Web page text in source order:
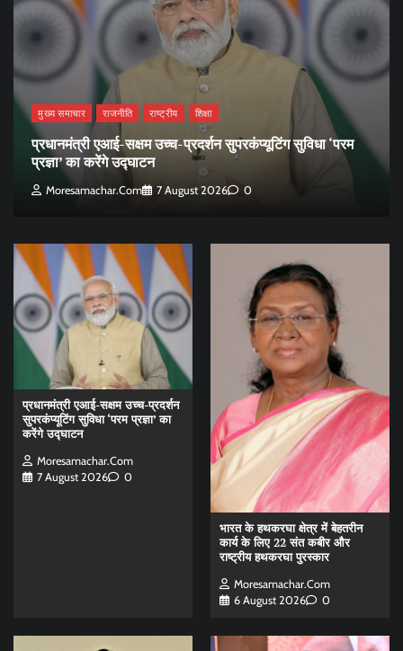
मुख्य समाचार राजनीति राष्ट्रीय शिक्षा
प्रधानमंत्री एआई-सक्षम उच्च-प्रदर्शन सुपरकंप्यूटिंग सुविधा ‘परम
प्रज्ञा’ का करेंगे उद्घाटन
Moresamachar.com 7 August 2026 0
प्रधानमंत्री एआई-सक्षम उच्च-प्रदर्शन
सुपरकंप्यूटिंग सुविधा ‘परम प्रज्ञा’ का
करेंगे उद्घाटन
Moresamachar.com
7 August 2026
0
भारत के हथकरघा क्षेत्र में बेहतरीन
कार्य के लिए 22 संत कबीर और
राष्ट्रीय हथकरघा पुरस्कार
Moresamachar.com
6 August 2026
0